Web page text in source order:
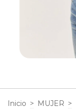
Inicio > MUJER >